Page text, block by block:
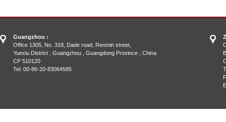
Guangzhou :
Office 1305, No. 318, Dade road, Renmin street,
Yuexiu District , Guangzhou , Guangdong Province , China
CP 510120
Tel: 00-86-20-83064585